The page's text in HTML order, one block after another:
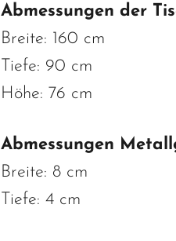
Abmessungen der
Breite: 160 cm
Tiefe: 90 cm
Höhe: 76 cm
Abmessungen
Breite: 8 cm
Tiefe: 4 cm